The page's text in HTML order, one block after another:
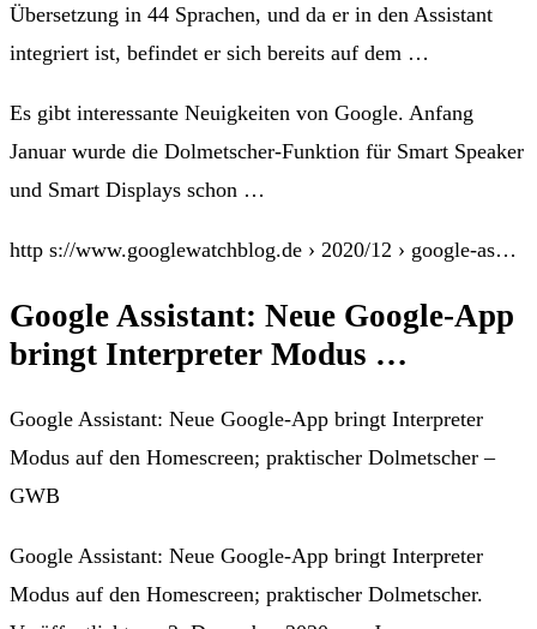
Übersetzung in 44 Sprachen, und da er in den Assistant
integriert ist, befindet er sich bereits auf dem …
Es gibt interessante Neuigkeiten von Google. Anfang
Januar wurde die Dolmetscher-Funktion für Smart Speaker
und Smart Displays schon …
http s://www.googlewatchblog.de › 2020/12 › google-as…
Google Assistant: Neue Google-App
bringt Interpreter Modus …
Google Assistant: Neue Google-App bringt Interpreter
Modus auf den Homescreen; praktischer Dolmetscher –
GWB
Google Assistant: Neue Google-App bringt Interpreter
Modus auf den Homescreen; praktischer Dolmetscher.